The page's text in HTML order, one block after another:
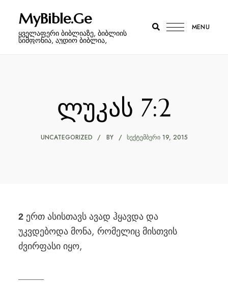
MyBible.Ge
ყველაფერი ბიბლიაზე, ბიბლიის
სიმფონია, აუდიო ბიბლია,
MENU
ლუკას 7:2
UNCATEGORIZED BY ᲡᲔᲥᲢᲔᲛᲑᲔᲠᲘ 19, 2015
2 ერთ ასისთავს ავად ჰყავდა და
უკვდებოდა მონა, რომელიც მისთვის
ძვირფასი იყო,